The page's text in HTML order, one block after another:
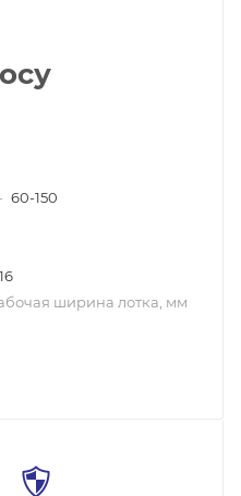
60-150
ширина лотка, мм